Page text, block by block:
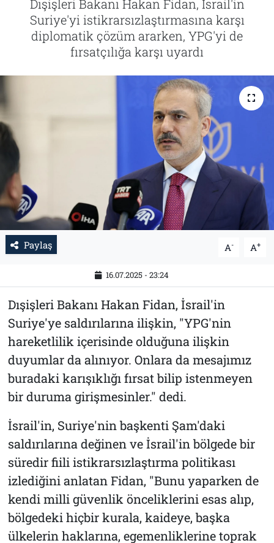
Dışişleri Bakanı Hakan Fidan, İsrail'in
Suriye'yi istikrarsızlaştırmasına karşı
diplomatik çözüm ararken, YPG'yi de
fırsatçılığa karşı uyardı
Paylaş A- A+
16.07.2025 - 23:24
Dışişleri Bakanı Hakan Fidan, İsrail'in
Suriye'ye saldırılarına ilişkin, "YPG'nin
hareketlilik içerisinde olduğuna ilişkin
duyumlar da alınıyor. Onlara da mesajımız
buradaki karışıklığı fırsat bilip istenmeyen
bir duruma girişmesinler." dedi.
İsrail'in, Suriye'nin başkenti Şam'daki
saldırılarına değinen ve İsrail'in bölgede bir
süredir fiili istikrarsızlaştırma politikası
izlediğini anlatan Fidan, "Bunu yaparken de
kendi milli güvenlik önceliklerini esas alıp,
bölgedeki hiçbir kurala, kaideye, başka
ülkelerin haklarına, egemenliklerine toprak
Tarih
İletişim